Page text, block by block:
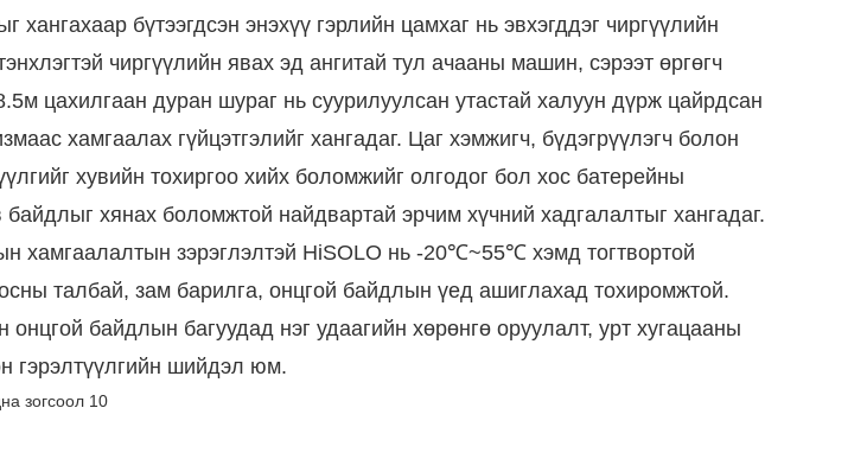
бүтээгдсэн энэхүү гэрлийн цамхаг нь эвхэгддэг чиргүүлийн
чиргүүлийн явах эд ангитай тул ачааны машин, сэрээт өргөгч
цахилгаан дуран шураг нь суурилуулсан утастай халуун дүрж цайрдсан
хамгаалах гүйцэтгэлийг хангадаг. Цаг хэмжигч, бүдэгрүүлэгч болон
хувийн тохиргоо хийх боломжийг олгодог бол хос батерейны
хянах боломжтой найдвартай эрчим хүчний хадгалалтыг хангадаг.
хамгаалалтын зэрэглэлтэй HiSOLO нь -20℃~55℃ хэмд тогтвортой
талбай, зам барилга, онцгой байдлын үед ашиглахад тохиромжтой.
байдлын багуудад нэг удаагийн хөрөнгө оруулалт, урт хугацааны
гэрэлтүүлгийн шийдэл юм.